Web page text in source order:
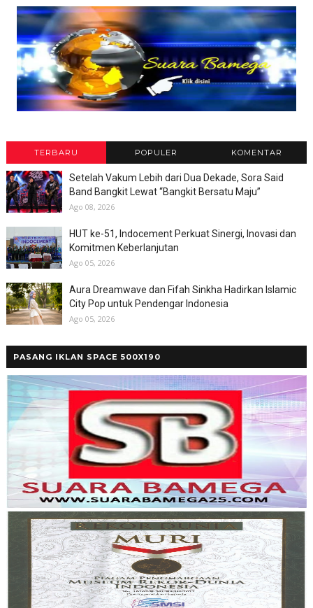
TERBARU POPULER KOMENTAR
Setelah Vakum Lebih dari Dua Dekade, Sora Said
Band Bangkit Lewat “Bangkit Bersatu Maju”
Ago 08, 2026
HUT ke-51, Indocement Perkuat Sinergi, Inovasi dan
Komitmen Keberlanjutan
Ago 05, 2026
Aura Dreamwave dan Fifah Sinkha Hadirkan Islamic
City Pop untuk Pendengar Indonesia
Ago 05, 2026
PASANG IKLAN SPACE 500X190